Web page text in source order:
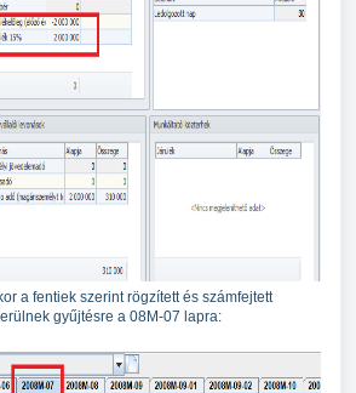
a fentiek szerint rögzített és számfejtett
gyűjtésre a 08M-07 lapra: